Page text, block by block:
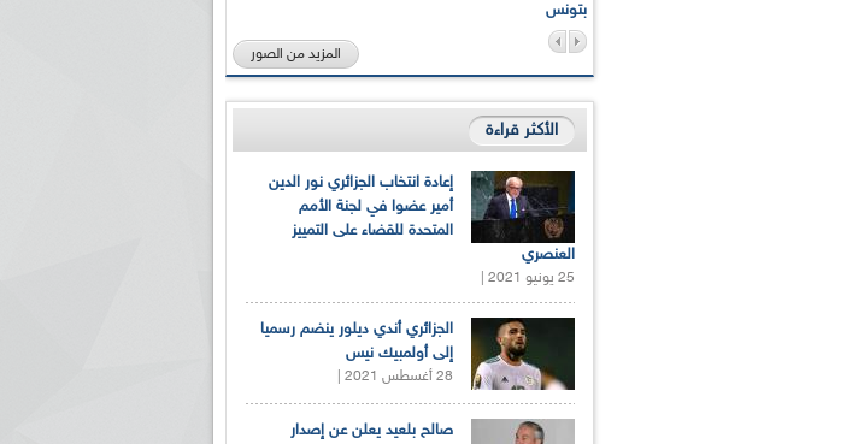
بتونس
المزيد من الصور
الأكثر قراءة
إعادة انتخاب الجزائري نور الدين
أمير عضوا في لجنة الأمم
المتحدة للقضاء على التمييز
العنصري
25 يونيو 2021 |
الجزائري أندي ديلور ينضم رسميا
إلى أولمبيك نيس
28 أغسطس 2021 |
صالح بلعيد يعلن عن إصدار